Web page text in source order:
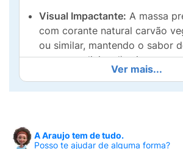
Visual Impactante: A massa
com corante natural carvão
ou similar, mantendo o sabor
massa tradicional) cria um
com o vermelho do pepperoni
do queijo derretido.
garantindo aquele sabor que
Ver mais...
A Araujo tem de tudo.
Posso te ajudar de alguma forma?